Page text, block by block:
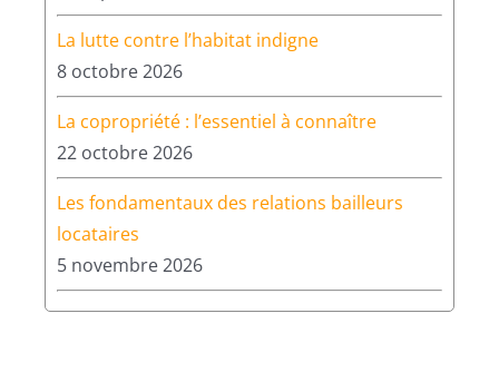
La lutte contre l’habitat indigne
8 octobre 2026
La copropriété : l’essentiel à connaître
22 octobre 2026
Les fondamentaux des relations bailleurs
locataires
5 novembre 2026